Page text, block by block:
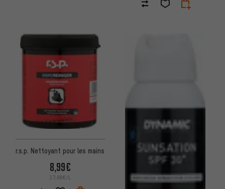
r.s.p. Nettoyant pour les mains
8,99€
17,98€/L